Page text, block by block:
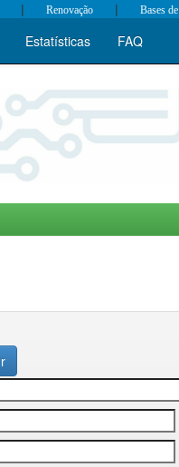
| Renovação | Bases
Estatísticas FAQ